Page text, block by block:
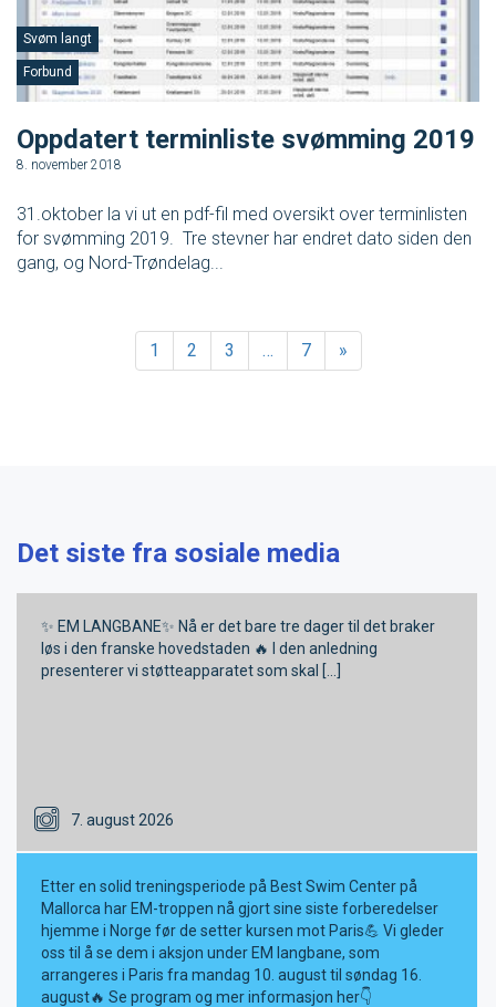
Forbund
Svøm langt
Oppdatert terminliste svømming 2019
8. november 2018
31.oktober la vi ut en pdf-fil med oversikt over terminlisten
for svømming 2019. Tre stevner har endret dato siden den
gang, og Nord-Trøndelag...
1 2 3 … 7 »
Det siste fra sosiale media
✨ EM LANGBANE✨ Nå er det bare tre dager til det braker
løs i den franske hovedstaden 🔥 I den anledning
presenterer vi støtteapparatet som skal [...]
7. august 2026
Etter en solid treningsperiode på Best Swim Center på
Mallorca har EM-troppen nå gjort sine siste forberedelser
hjemme i Norge før de setter kursen mot Paris💪 Vi gleder
oss til å se dem i aksjon under EM langbane, som
arrangeres i Paris fra mandag 10. august til søndag 16.
august🔥 Se program og mer informasjon her👇